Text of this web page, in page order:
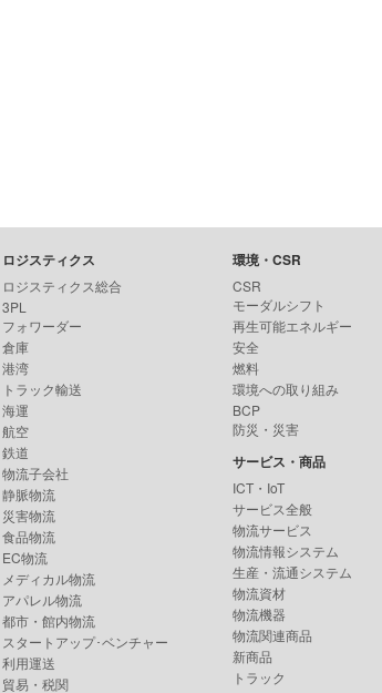
ロジスティクス
ロジスティクス総合
3PL
フォワーダー
倉庫
港湾
トラック輸送
海運
航空
鉄道
物流子会社
静脈物流
災害物流
食品物流
EC物流
メディカル物流
アパレル物流
都市・館内物流
スタートアップ･ベンチャー
利用運送
貿易・税関
環境・CSR
CSR
モーダルシフト
再生可能エネルギー
安全
燃料
環境への取り組み
BCP
防災・災害
サービス・商品
ICT・IoT
サービス全般
物流サービス
物流情報システム
生産・流通システム
物流資材
物流機器
物流関連商品
新商品
トラック